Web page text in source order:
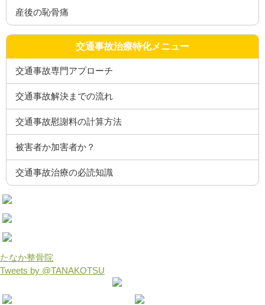
産後の恥骨痛
交通事故治療特化メニュー
交通事故専門アプローチ
交通事故解決までの流れ
交通事故慰謝料の計算方法
被害者か加害者か？
交通事故治療の必読知識
たなか整骨院
Tweets by @TANAKOTSU
COPYRIGHTc 四日市 たなか接骨院 Design by PORTALS